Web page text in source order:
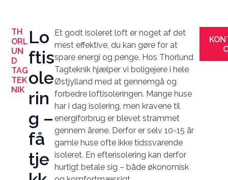
TH
ORL
UN
D
TAG
TEK
NIK
Lo
ftis
ole
rin
g –
få
tje
Et godt isoleret loft er noget af det
mest effektive, du kan gøre for at
spare energi og penge. Hos Thorlund
Tagteknik hjælper vi boligejere i hele
Østjylland med at gennemgå og
forbedre loftisoleringen. Mange huse
har i dag isolering, men kravene til
energiforbrug er blevet strammet
gennem årene. Derfor er selv 10-15 år
gamle huse ofte ikke tidssvarende
isoleret. En efterisolering kan derfor
hurtigt betale sig – både økonomisk